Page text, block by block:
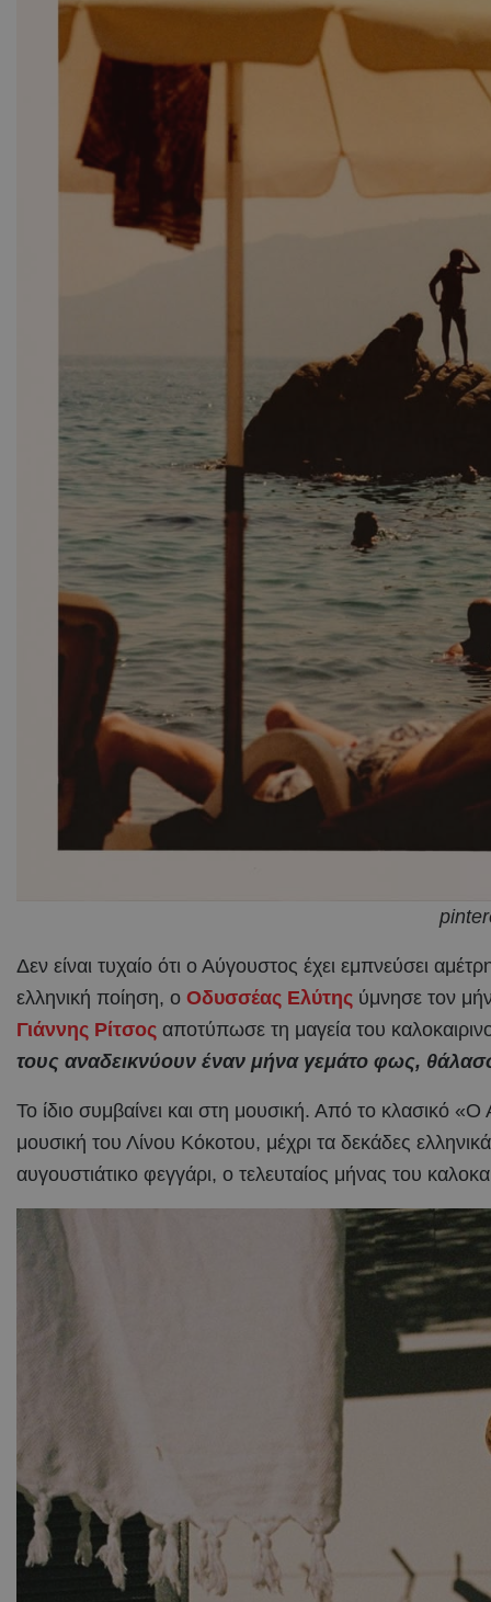
Δεν είναι τυχαίο ότι ο Αύγουστος έχει εμπνεύσει
ελληνική ποίηση, ο Οδυσσέας Ελύτης ύμνησε τον
Γιάννης Ρίτσος αποτύπωσε τη μαγεία του
τους αναδεικνύουν έναν μήνα γεμάτο φως,
Το ίδιο συμβαίνει και στη μουσική. Από το κλασικό
μουσική του Λίνου Κόκοτου, μέχρι τα δεκάδες
αυγουστιάτικο φεγγάρι, ο τελευταίος μήνας του